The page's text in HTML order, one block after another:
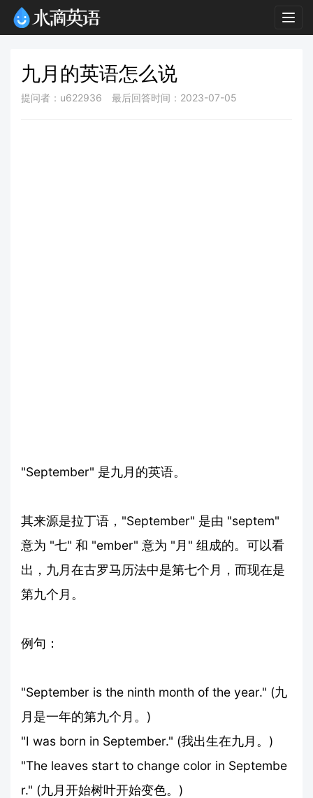
九月的英语怎么说
提问者：u622936 最后回答时间：2023-07-05
"September" 是九月的英语。
其来源是拉丁语，"September" 是由 "septem"
意为 "七" 和 "ember" 意为 "月" 组成的。可以看
出，九月在古罗马历法中是第七个月，而现在是
第九个月。
例句：
"September is the ninth month of the year." (九
月是一年的第九个月。)
"I was born in September." (我出生在九月。)
"The leaves start to change color in Septembe
r." (九月开始树叶开始变色。)